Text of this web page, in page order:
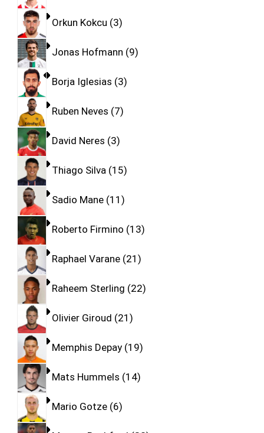
Orkun Kokcu 3
Jonas Hofmann 9
Borja Iglesias 3
Ruben Neves 7
David Neres 3
Thiago Silva 15
Sadio Mane 11
Roberto Firmino 13
Raphael Varane 21
Raheem Sterling 22
Olivier Giroud 21
Memphis Depay 19
Mats Hummels 14
Mario Gotze 6